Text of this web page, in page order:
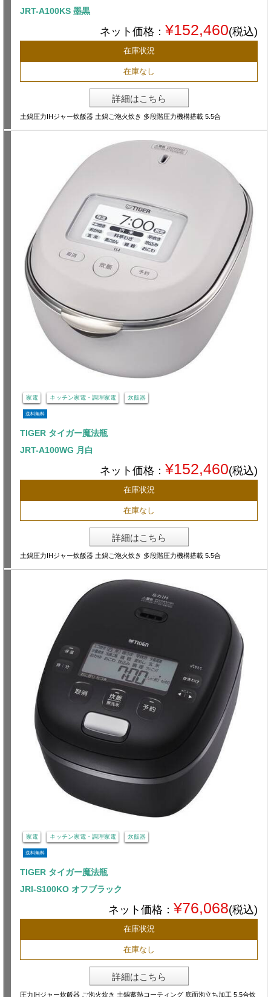
JRT-A100KS 墨黒
ネット価格： ¥152,460(税込)
在庫状況
在庫なし
詳細はこちら
土鍋圧力IHジャー炊飯器 土鍋ご泡火炊き 多段階圧力機構搭載 5.5合
家電 キッチン家電・調理家電 炊飯器
送料無料
TIGER タイガー魔法瓶
JRT-A100WG 月白
ネット価格： ¥152,460(税込)
在庫状況
在庫なし
詳細はこちら
土鍋圧力IHジャー炊飯器 土鍋ご泡火炊き 多段階圧力機構搭載 5.5合
家電 キッチン家電・調理家電 炊飯器
送料無料
TIGER タイガー魔法瓶
JRI-S100KO オフブラック
ネット価格： ¥76,068(税込)
在庫状況
在庫なし
詳細はこちら
圧力IHジャー炊飯器 ご泡火炊き 土鍋蓄熱コーティング 底面泡立ち加工 5.5合炊